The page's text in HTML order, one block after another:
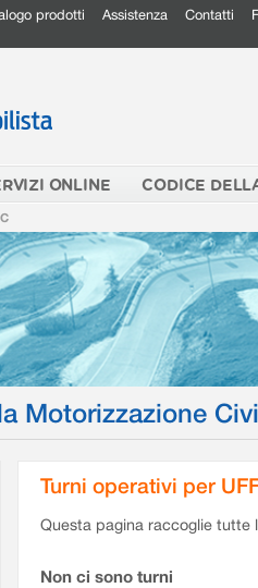
prodotti Assistenza Contatti
ONLINE CODICE
Motorizzazione
Turni operativi per
Questa pagina raccoglie tutte
Non ci sono turni